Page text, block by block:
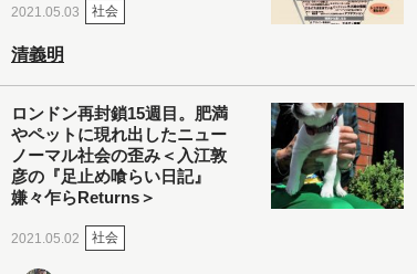
2021.05.03 社会
清義明
ロンドン再封鎖15週目。肥満
やペットに現れ出したニュー
ノーマル社会の歪み＜入江敦
彦の『足止め喰らい日記』
嫌々乍らReturns＞
2021.05.02 社会